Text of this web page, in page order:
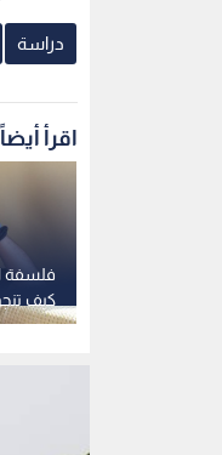
دراسة
اقرأ أيضاً
فلسفة
كيف
الذاتي"